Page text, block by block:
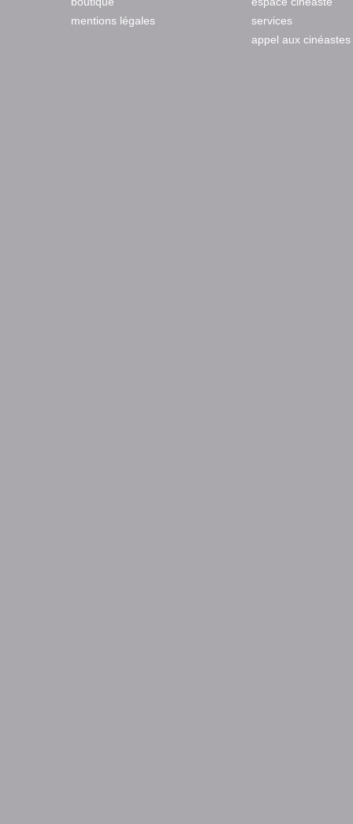
mentions légales
services
appel aux cinéastes